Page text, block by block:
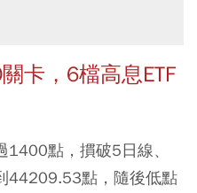
卡，6檔高息ETF
點，摜破5日線、
44209.53點，隨後低點